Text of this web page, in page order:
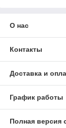
О нас
Контакты
Доставка и
График работы
Полная версия